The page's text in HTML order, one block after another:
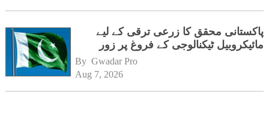
پاکستانی محقق کا زرعی ترقی کے لیے
مائیکروبیل ٹیکنالوجی کے فروغ پر زور
By Gwadar Pro
Aug 7, 2026